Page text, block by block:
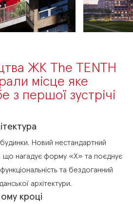
ЖК The TENTH
місце яке
з першої зустрічі
будинки. Новий нестандартний
що нагадує форму «Х» та поєднує
та бездоганний
данської архітектури.
кроці